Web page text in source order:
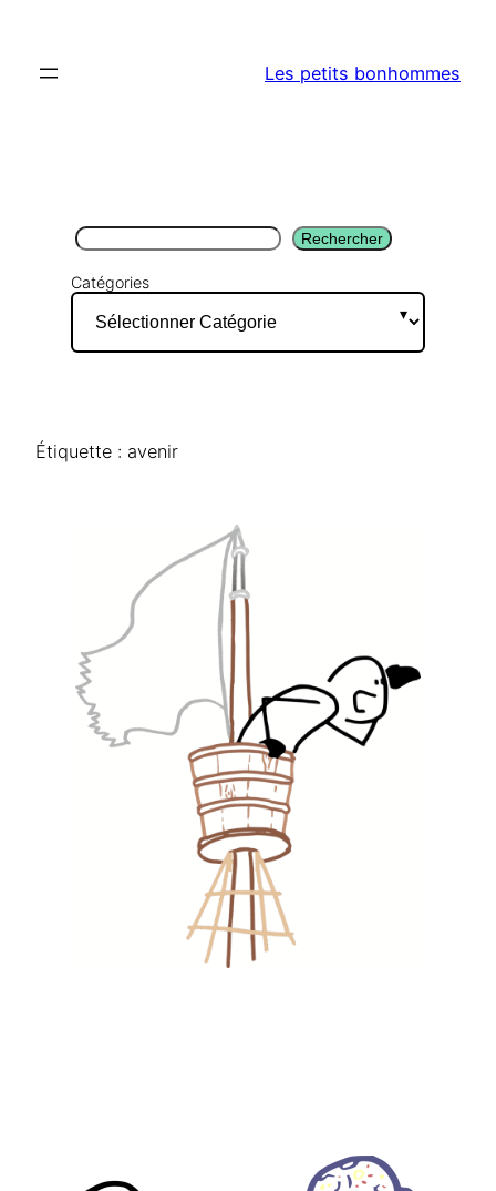
contenu
Les petits bonhommes
Rechercher Rechercher
Catégories
Étiquette : avenir